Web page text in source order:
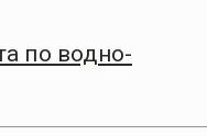
по водно-